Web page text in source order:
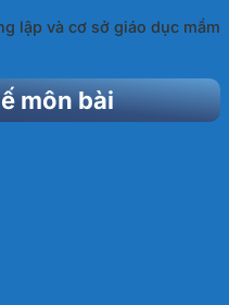
lập và cơ sở giáo dục mầm
môn bài